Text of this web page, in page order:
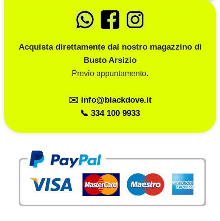
Acquista direttamente dal nostro magazzino di
Busto Arsizio
Previo appuntamento.
✉️ info@blackdove.it
📞 334 100 9933